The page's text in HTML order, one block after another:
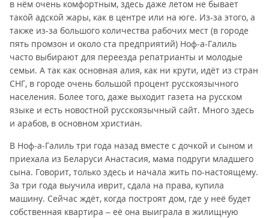
в нём очень комфортным, здесь даже летом не бывает
такой адской жары, как в центре или на юге. Из-за этого, а
также из-за большого количества рабочих мест (в городе
пять промзон и около ста предприятий) Ноф-а-Галиль
часто выбирают для переезда репатрианты и молодые
семьи. А так как основная алия, как ни крути, идёт из стран
СНГ, в городе очень большой процент русскоязычного
населения. Более того, даже выходит газета на русском
языке и есть новостной русскоязычный сайт. Много здесь
и арабов, в основном христиан.
В Ноф-а-Галиль три года назад вместе с дочкой и сыном и
приехала из Беларуси Анастасия, мама подруги младшего
сына. Говорит, только здесь и начала жить по-настоящему.
За три года выучила иврит, сдала на права, купила
машину. Сейчас ждёт, когда построят дом, где у неё будет
собственная квартира – её она выиграла в жилищную